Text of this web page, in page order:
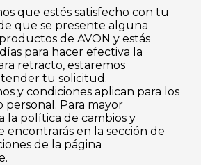
que estés satisfecho con tu
que se presente alguna
de AVON y estás
para hacer efectiva la
retracto, estaremos
tu solicitud.
y condiciones aplican para los
Para mayor
la política de cambios y
encontrarás en la sección de
de la página